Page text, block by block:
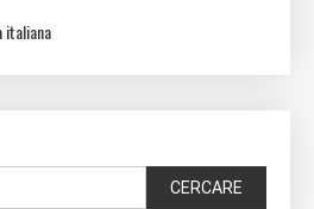
italiana
CERCARE